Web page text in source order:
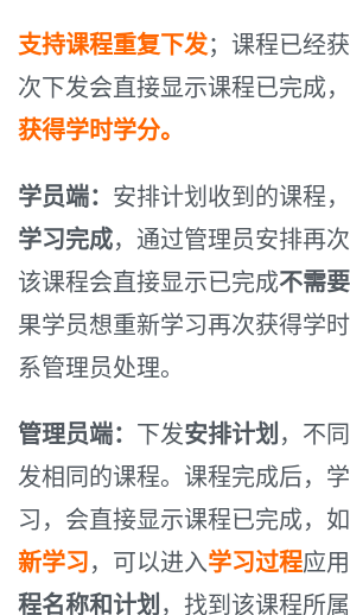
同
计
划
课
是
可
以
重
复
下
如
果
课
程
完
成
了，
支持课程重复下发；课程已经
次下发会直接显示课程已完成，
获得学时学分。
学员端： 安排计划收到的课程
学习完成，通过管理员安排再
该课程会直接显示已完成不需
果学员想重新学习再次获得学
系管理员处理。
管理员端： 下发安排计划 ，不
发相同的课程。课程完成后，
习，会直接显示课程已完成，
新学习，可以进入学习过程应
程名称和计划 ，找到该课程所